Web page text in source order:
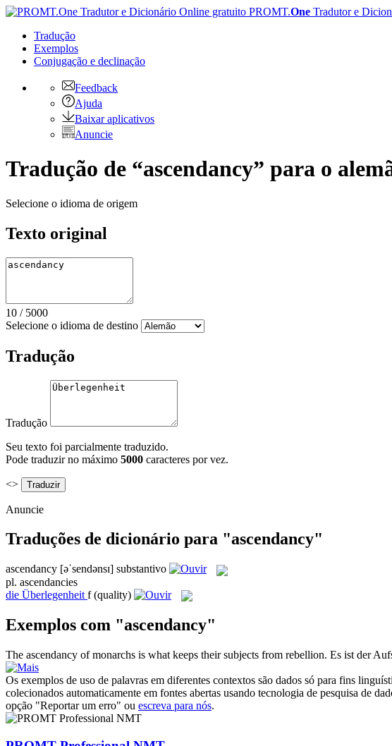
PROMT.One Tradutor e
Tradução
Exemplos
Conjugação e declinação
Feedback
Ajuda
Baixar aplicativos
Anuncie
Tradução de “ascendancy” para o
Selecione o idioma de origem
Texto original
10 / 5000
Selecione o idioma de destino
Tradução
Tradução
Seu texto foi parcialmente traduzido.
Pode traduzir no máximo 5000 caracteres por vez.
<>
Anuncie
Traduções de dicionário para "ascendancy"
ascendancy [əˈsendənsɪ] substantivo
pl. ascendancies
die Überlegenheit f (quality)
Exemplos com "ascendancy"
The ascendancy of monarchs is what keeps their subjects from rebellion. Es ist der
Os exemplos de uso de palavras em diferentes contextos são dados só para fins
colecionados automaticamente em fontes abertas usando tecnologia de pesquisa de
opção "Reportar um erro" ou escreva para nós.